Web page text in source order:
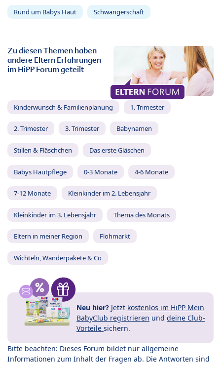
Rund um Babys Haut Schwangerschaft
Zu diesen Themen haben
andere Eltern Erfahrungen
im HiPP Forum geteilt
Kinderwunsch & Familienplanung 1. Trimester
2. Trimester 3. Trimester Babynamen
Stillen & Fläschchen Das erste Gläschen
Babys Hautpflege 0-3 Monate 4-6 Monate
7-12 Monate Kleinkinder im 2. Lebensjahr
Kleinkinder im 3. Lebensjahr Thema des Monats
Eltern in meiner Region Flohmarkt
Wichteln, Wanderpakete & Co
Neu hier? Jetzt kostenlos im HiPP Mein
BabyClub registrieren und deine Club-
Vorteile sichern.
Bitte beachten: Dieses Forum bildet nur allgemeine
Informationen zum Inhalt der Fragen ab. Die Antworten sind